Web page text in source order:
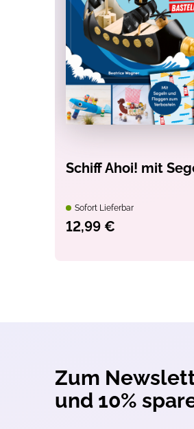
Schiff Ahoi! mit
Sofort Lieferbar
12,99 €
Zum
und 10%